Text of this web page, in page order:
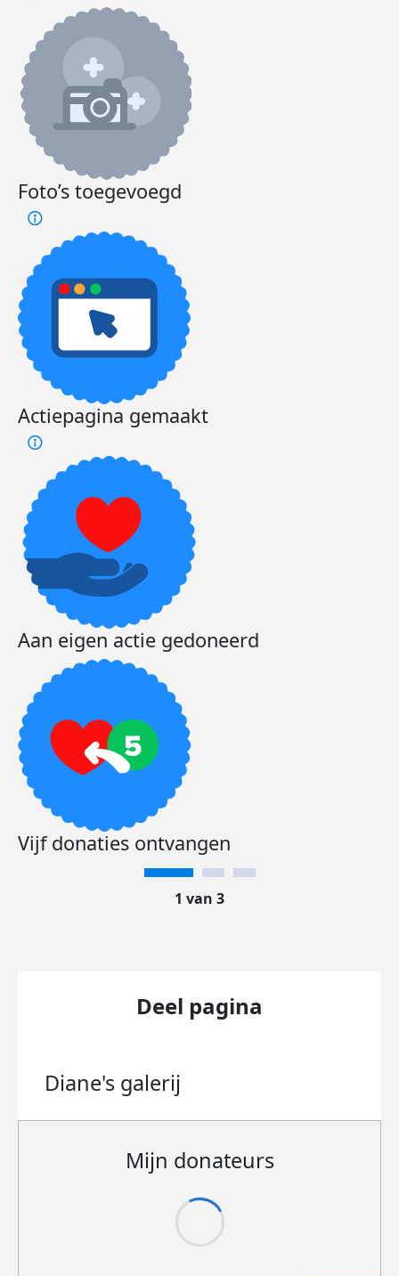
Foto’s toegevoegd
Actiepagina gemaakt
Aan eigen actie gedoneerd
Vijf donaties ontvangen
1 van 3
Deel pagina
Diane's galerij
Mijn donateurs